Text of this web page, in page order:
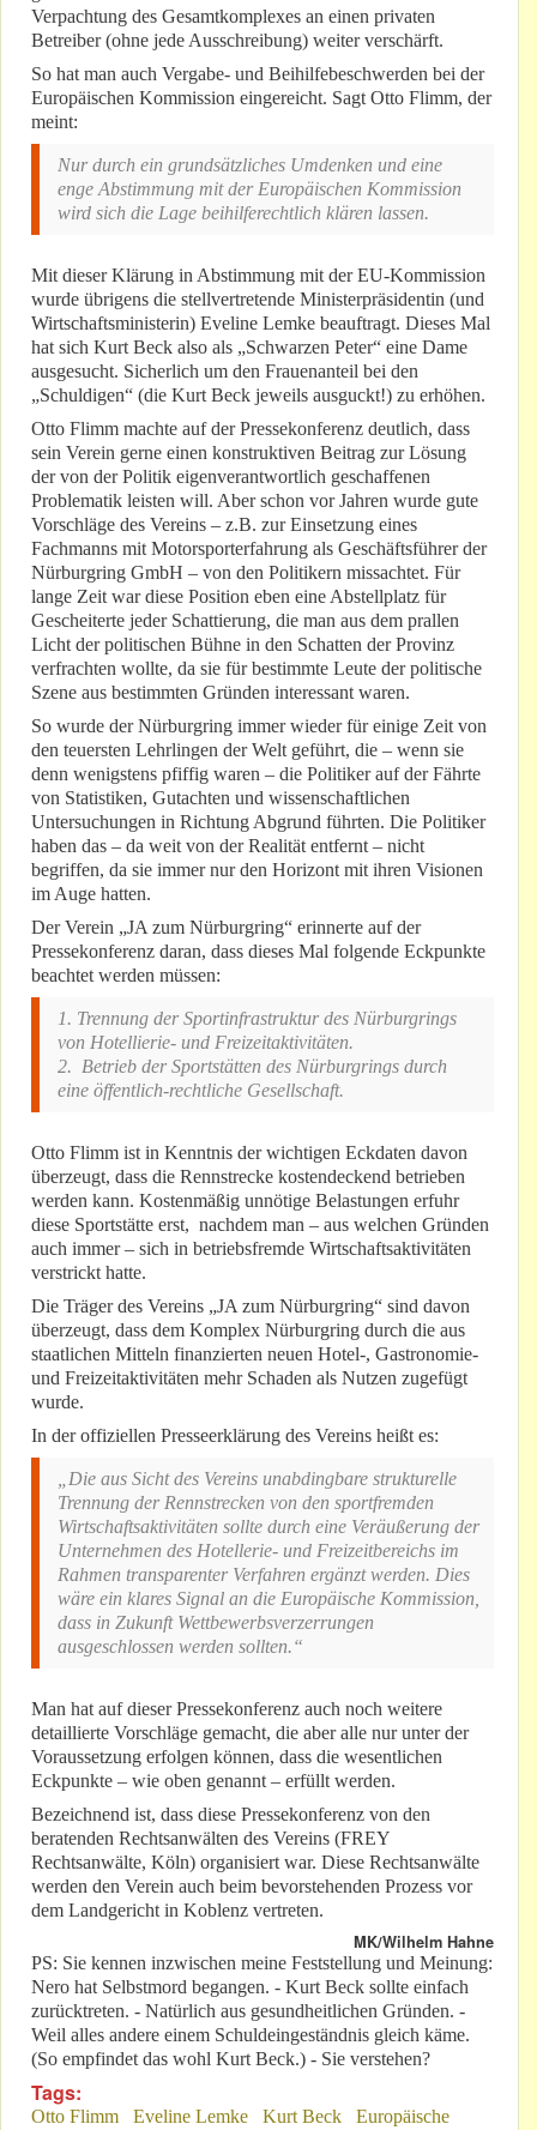
Verpachtung des Gesamtkomplexes an einen privaten
Betreiber (ohne jede Ausschreibung) weiter verschärft.
So hat man auch Vergabe- und Beihilfebeschwerden bei der
Europäischen Kommission eingereicht. Sagt Otto Flimm, der
meint:
Nur durch ein grundsätzliches Umdenken und eine
enge Abstimmung mit der Europäischen Kommission
wird sich die Lage beihilferechtlich klären lassen.
Mit dieser Klärung in Abstimmung mit der EU-Kommission
wurde übrigens die stellvertretende Ministerpräsidentin (und
Wirtschaftsministerin) Eveline Lemke beauftragt. Dieses Mal
hat sich Kurt Beck also als „Schwarzen Peter“ eine Dame
ausgesucht. Sicherlich um den Frauenanteil bei den
„Schuldigen“ (die Kurt Beck jeweils ausguckt!) zu erhöhen.
Otto Flimm machte auf der Pressekonferenz deutlich, dass
sein Verein gerne einen konstruktiven Beitrag zur Lösung
der von der Politik eigenverantwortlich geschaffenen
Problematik leisten will. Aber schon vor Jahren wurde gute
Vorschläge des Vereins – z.B. zur Einsetzung eines
Fachmanns mit Motorsporterfahrung als Geschäftsführer der
Nürburgring GmbH – von den Politikern missachtet. Für
lange Zeit war diese Position eben eine Abstellplatz für
Gescheiterte jeder Schattierung, die man aus dem prallen
Licht der politischen Bühne in den Schatten der Provinz
verfrachten wollte, da sie für bestimmte Leute der politische
Szene aus bestimmten Gründen interessant waren.
So wurde der Nürburgring immer wieder für einige Zeit von
den teuersten Lehrlingen der Welt geführt, die – wenn sie
denn wenigstens pfiffig waren – die Politiker auf der Fährte
von Statistiken, Gutachten und wissenschaftlichen
Untersuchungen in Richtung Abgrund führten. Die Politiker
haben das – da weit von der Realität entfernt – nicht
begriffen, da sie immer nur den Horizont mit ihren Visionen
im Auge hatten.
Der Verein „JA zum Nürburgring“ erinnerte auf der
Pressekonferenz daran, dass dieses Mal folgende Eckpunkte
beachtet werden müssen:
1. Trennung der Sportinfrastruktur des Nürburgrings
von Hotellierie- und Freizeitaktivitäten.
2. Betrieb der Sportstätten des Nürburgrings durch
eine öffentlich-rechtliche Gesellschaft.
Otto Flimm ist in Kenntnis der wichtigen Eckdaten davon
überzeugt, dass die Rennstrecke kostendeckend betrieben
werden kann. Kostenmäßig unnötige Belastungen erfuhr
diese Sportstätte erst, nachdem man – aus welchen Gründen
auch immer – sich in betriebsfremde Wirtschaftsaktivitäten
verstrickt hatte.
Die Träger des Vereins „JA zum Nürburgring“ sind davon
überzeugt, dass dem Komplex Nürburgring durch die aus
staatlichen Mitteln finanzierten neuen Hotel-, Gastronomie-
und Freizeitaktivitäten mehr Schaden als Nutzen zugefügt
wurde.
In der offiziellen Presseerklärung des Vereins heißt es:
„Die aus Sicht des Vereins unabdingbare strukturelle
Trennung der Rennstrecken von den sportfremden
Wirtschaftsaktivitäten sollte durch eine Veräußerung der
Unternehmen des Hotellerie- und Freizeitbereichs im
Rahmen transparenter Verfahren ergänzt werden. Dies
wäre ein klares Signal an die Europäische Kommission,
dass in Zukunft Wettbewerbsverzerrungen
ausgeschlossen werden sollten.“
Man hat auf dieser Pressekonferenz auch noch weitere
detaillierte Vorschläge gemacht, die aber alle nur unter der
Voraussetzung erfolgen können, dass die wesentlichen
Eckpunkte – wie oben genannt – erfüllt werden.
Bezeichnend ist, dass diese Pressekonferenz von den
beratenden Rechtsanwälten des Vereins (FREY
Rechtsanwälte, Köln) organisiert war. Diese Rechtsanwälte
werden den Verein auch beim bevorstehenden Prozess vor
dem Landgericht in Koblenz vertreten.
MK/Wilhelm Hahne
PS: Sie kennen inzwischen meine Feststellung und Meinung:
Nero hat Selbstmord begangen. - Kurt Beck sollte einfach
zurücktreten. - Natürlich aus gesundheitlichen Gründen. -
Weil alles andere einem Schuldeingeständnis gleich käme.
(So empfindet das wohl Kurt Beck.) - Sie verstehen?
Tags:
Otto Flimm Eveline Lemke Kurt Beck Europäische